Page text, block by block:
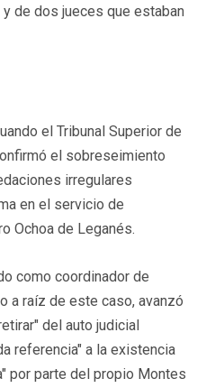
de dos jueces que estaban
el Tribunal Superior de
el sobreseimiento
irregulares
en el servicio de
Ochoa de Leganés.
como coordinador de
a raíz de este caso, avanzó
del auto judicial
referencia" a la existencia
por parte del propio Montes